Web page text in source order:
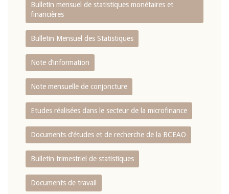
Bulletin mensuel de statistiques monétaires et
financières
Bulletin Mensuel des Statistiques
Note d’information
Note mensuelle de conjoncture
Etudes réalisées dans le secteur de la microfinance
Documents d’études et de recherche de la BCEAO
Bulletin trimestriel de statistiques
Documents de travail